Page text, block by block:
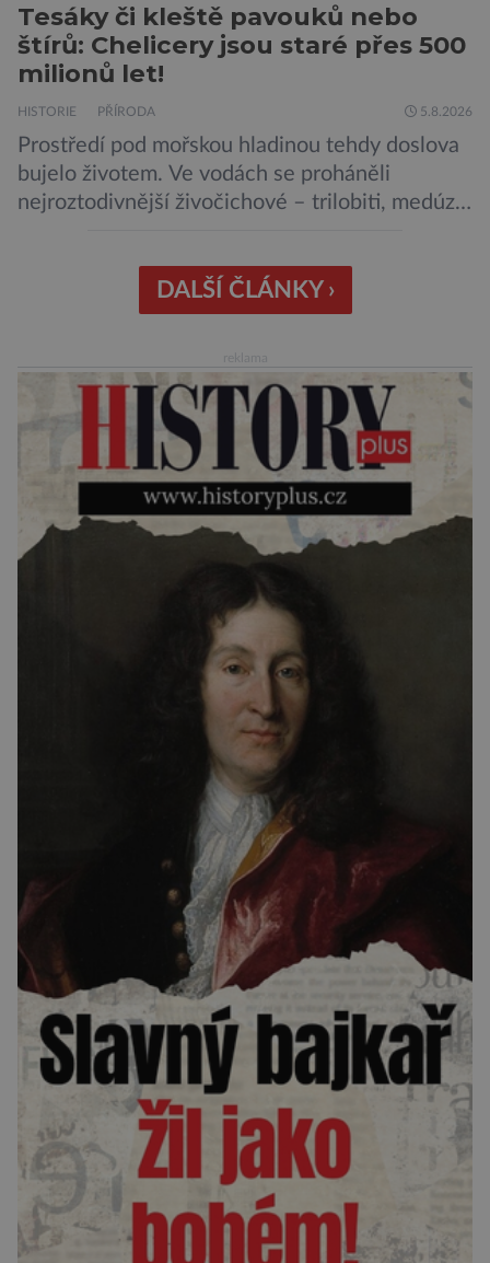
Tesáky či kleště pavouků nebo
štírů: Chelicery jsou staré přes 500
milionů let!
HISTORIE PŘÍRODA 5.8.2026
Prostředí pod mořskou hladinou tehdy doslova
bujelo životem. Ve vodách se proháněli
nejroztodivnější živočichové – trilobiti, medúzy
zárodky zbraní typických pro dnešní pavouky.
Pavouci, štíři či klíšťata jsou členovci patřící do
chelicerami, které u nich představují právě […]
DALŠÍ ČLÁNKY ›